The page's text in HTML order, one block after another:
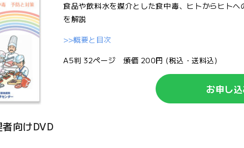
食品や飲料水を媒介とした食中毒、ヒトからヒト
を解説
>>概要と目次
A5判 32ページ 頒価 200円 (税込・送料込)
お申し
向けDVD